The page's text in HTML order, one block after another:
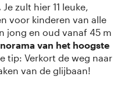
Je zult hier 11 leuke,
voor kinderen van alle
jong en oud vanaf 45 m
van het hoogste
tip: Verkort de weg naar
van de glijbaan!